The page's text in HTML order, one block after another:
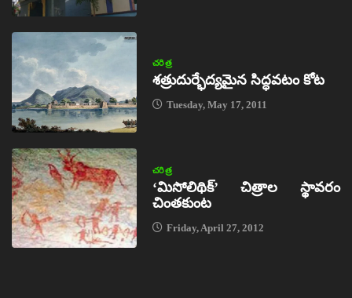
చరిత్ర
శత్రుదుర్భేద్యమైన సిద్ధవటం కోట
Tuesday, May 17, 2011
చరిత్ర
‘మిసోలిథిక్‌’ చిత్రాల స్థావరం
చింతకుంట
Friday, April 27, 2012